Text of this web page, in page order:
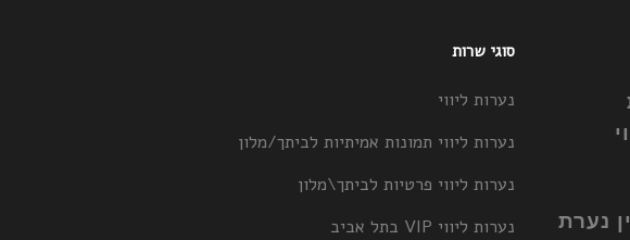
נערת
סוגי שרות
נערות ליווי
נערות ליווי תמונות אמיתיות לביתך/מלון
נערות ליווי פרטיות לביתך\מלון
נערות ליווי VIP בתל אביב